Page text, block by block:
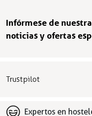
Infórmese de
noticias y ofertas
Trustpilot
Expertos en